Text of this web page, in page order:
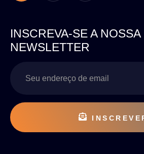
INSCREVA-SE A NOSSA
NEWSLETTER